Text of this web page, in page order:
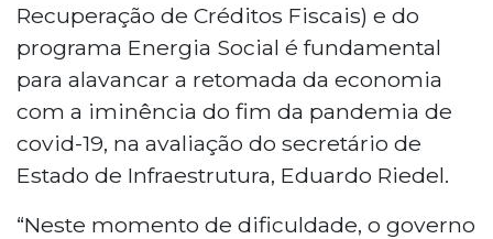
Recuperação de Créditos Fiscais) e do
programa Energia Social é fundamental
para alavancar a retomada da economia
com a iminência do fim da pandemia de
covid-19, na avaliação do secretário de
Estado de Infraestrutura, Eduardo Riedel.
“Neste momento de dificuldade, o governo